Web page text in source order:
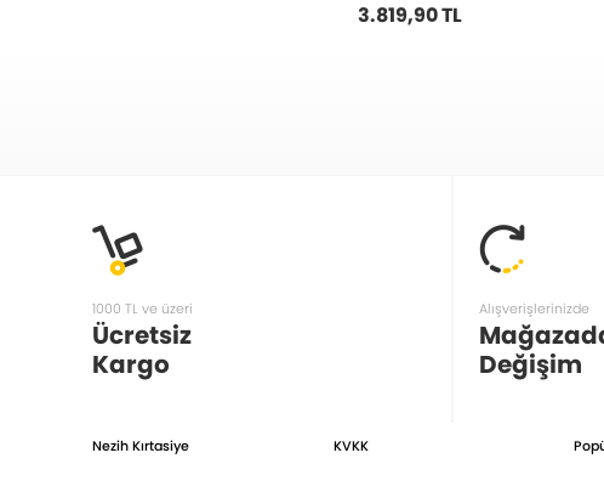
3.819,90 TL
1000 TL ve üzeri
Ücretsiz
Kargo
Alışverişlerinizde
Değişim
Nezih Kırtasiye KVKK